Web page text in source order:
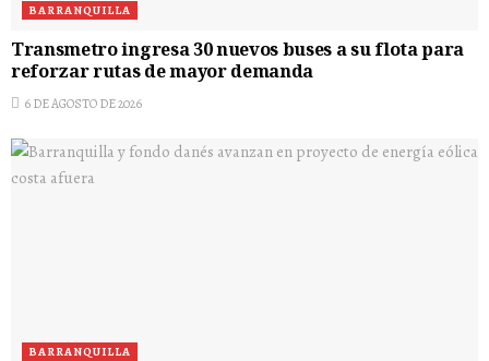
BARRANQUILLA
Transmetro ingresa 30 nuevos buses a su flota para
reforzar rutas de mayor demanda
6 DE AGOSTO DE 2026
BARRANQUILLA